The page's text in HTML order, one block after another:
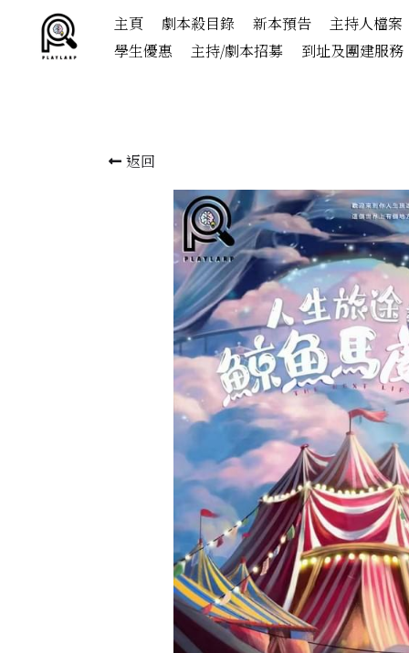
主頁 劇本殺目錄 新本預告
主持人檔案
學生優惠
主持/劇本招募 到址及團建服務
返回